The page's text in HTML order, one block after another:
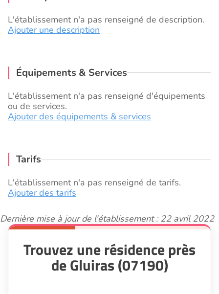
L'établissement n'a pas renseigné de description.
Ajouter une description
Équipements & Services
L'établissement n'a pas renseigné d'équipements
ou de services.
Ajouter des équipements & services
Tarifs
L'établissement n'a pas renseigné de tarifs.
Ajouter des tarifs
Dernière mise à jour de l'établissement : 22 avril 2022
Trouvez une résidence près
de Gluiras (07190)